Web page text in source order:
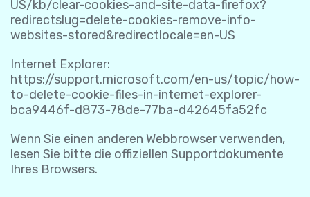
US/kb/clear-cookies-and-site-data-firefox?
redirectslug=delete-cookies-remove-info-
websites-stored&redirectlocale=en-US
Internet Explorer:
https://support.microsoft.com/en-us/topic/how-
to-delete-cookie-files-in-internet-explorer-
bca9446f-d873-78de-77ba-d42645fa52fc
Wenn Sie einen anderen Webbrowser verwenden,
lesen Sie bitte die offiziellen Supportdokumente
Ihres Browsers.